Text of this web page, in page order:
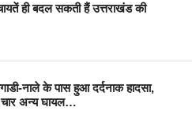
ही बदल सकती हैं उत्तराखंड की
नाले के पास हुआ दर्दनाक हादसा,
अन्य घायल…